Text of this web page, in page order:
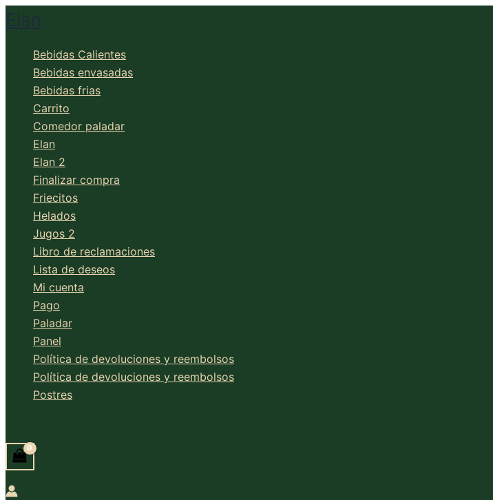
contenidoBebidas Calientes
Bebidas envasadas
Bebidas frias
Carrito
Comedor paladar
Elan
Elan 2
Finalizar compra
Friecitos
Helados
Jugos 2
Libro de reclamaciones
Lista de deseos
Mi cuenta
Pago
Paladar
Panel
Política de devoluciones y reembolsos
Política de devoluciones y reembolsos
Postres